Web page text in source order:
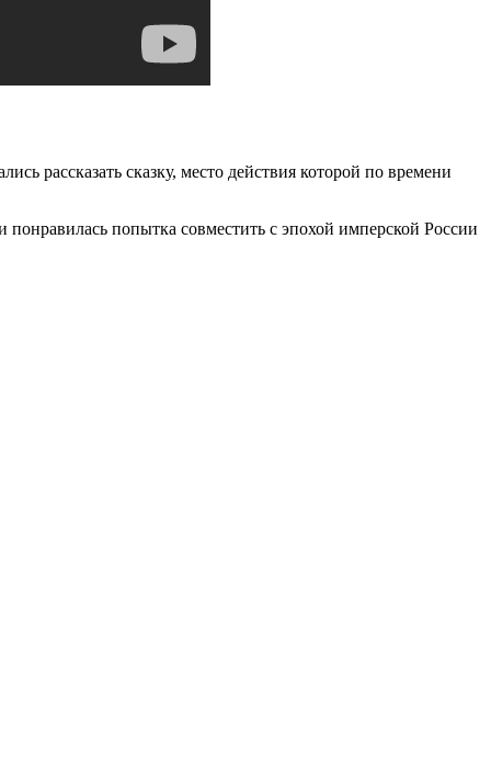
рассказать сказку, место действия которой по времени
попытка совместить с эпохой имперской России